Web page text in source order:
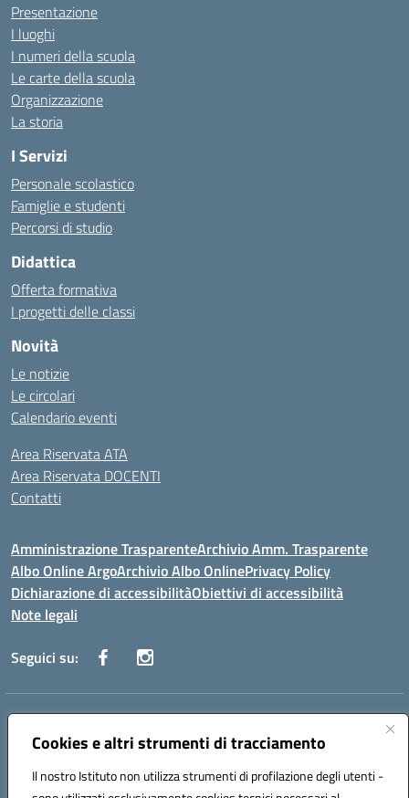
Cookies e altri strumenti di tracciamento
Il nostro Istituto non utilizza strumenti di profilazione degli utenti -
Presentazione
I luoghi
I numeri della scuola
Le carte della scuola
Organizzazione
La storia
I Servizi
Personale scolastico
Famiglie e studenti
Percorsi di studio
Didattica
Offerta formativa
I progetti delle classi
Novità
Le notizie
Le circolari
Calendario eventi
Area Riservata ATA
Area Riservata DOCENTI
Contatti
Amministrazione TrasparenteArchivio Amm. Trasparente
Albo Online ArgoArchivio Albo OnlinePrivacy Policy
Dichiarazione di accessibilitàObiettivi di accessibilità
Note legali
Seguici su:
Indirizzo:
Centralino:0823 742191 Email:CEIC8BC00Q@istruzione.it
Codice fiscale: 93117040613